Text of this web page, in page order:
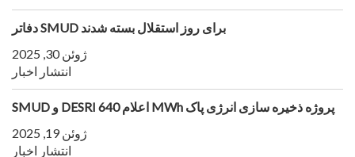
دفاتر SMUD برای روز استقلال بسته شدند
ژوئن 30, 2025
انتشار اخبار
SMUD و DESRI اعلام 640 MWh پروژه ذخیره سازی انرژی پاک
ژوئن 19, 2025
انتشار اخبار